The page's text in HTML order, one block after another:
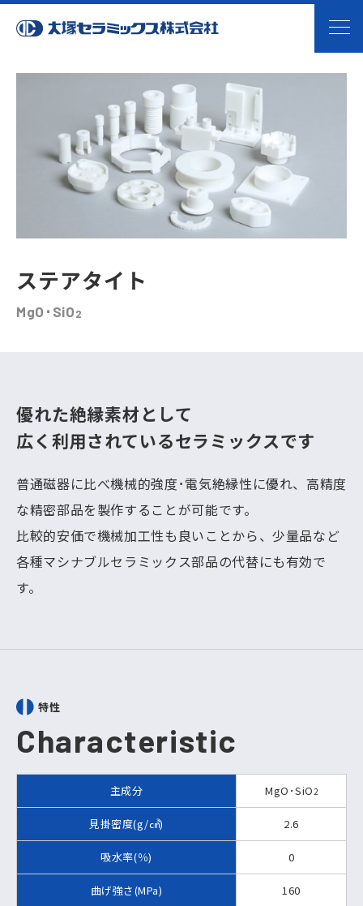
大塚セラミックス株式会社｜ファイン
ステアタイト
MgO･SiO2
優れた絶縁素材として
広く利用されているセラミックスです
普通磁器に比べ機械的強度･電気絶縁性に優れ、高精度
な精密部品を製作することが可能です。
比較的安価で機械加工性も良いことから、少量品など
各種マシナブルセラミックス部品の代替にも有効で
す。
特性
Characteristic
主成分 MgO･SiO2
見掛密度(g/㎤) 2.6
吸水率(％) 0
曲げ強さ(MPa) 160